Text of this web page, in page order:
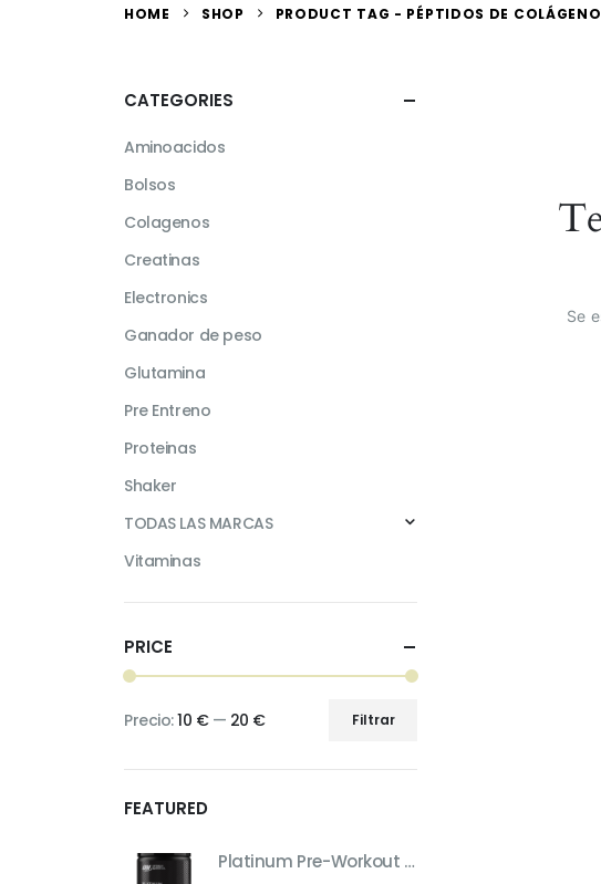
HOME SHOP PRODUCT TAG - PÉPTIDOS DE COLÁGENO
Se
CATEGORIES
Aminoacidos
Bolsos
Colagenos
Creatinas
Electronics
Ganador de peso
Glutamina
Pre Entreno
Proteinas
Shaker
TODAS LAS MARCAS
Vitaminas
PRICE
mínimo
máximo
Filtrar
Precio:10 €— 20 €
FEATURED
Platinum Pre-Workout – Pre-Entreno de Máximo Rendimiento (Sabor Fruit Punch, 420 g)